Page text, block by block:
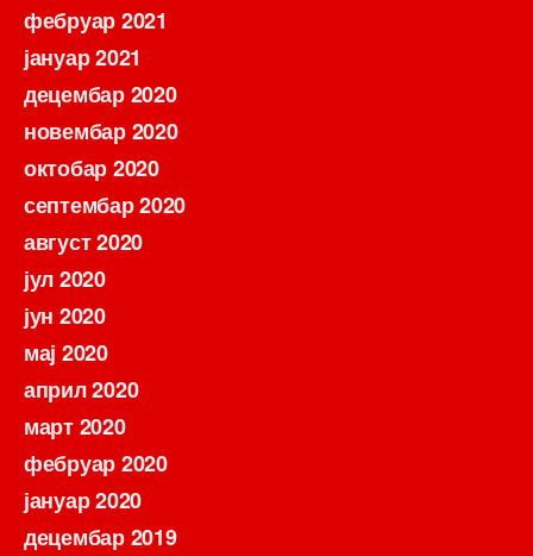
фебруар 2021
јануар 2021
децембар 2020
новембар 2020
октобар 2020
септембар 2020
август 2020
јул 2020
јун 2020
мај 2020
април 2020
март 2020
фебруар 2020
јануар 2020
децембар 2019